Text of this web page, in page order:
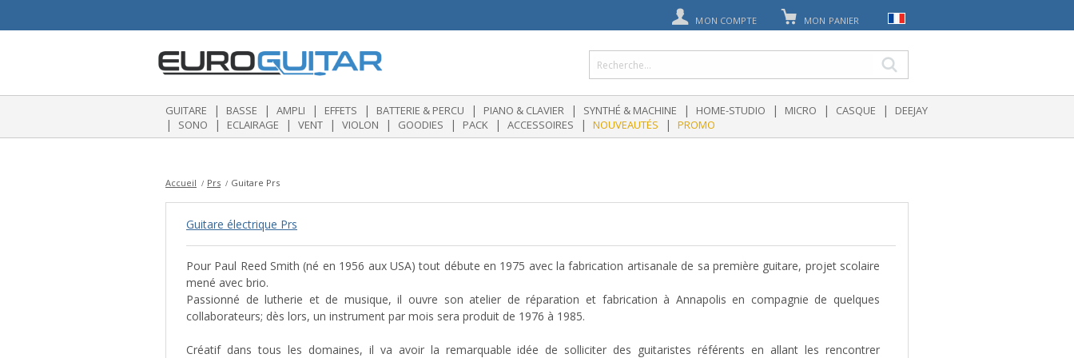
MON COMPTE MON PANIER
GUITARE | BASSE | AMPLI | EFFETS | BATTERIE & PERCU | PIANO & CLAVIER | SYNTHÉ & MACHINE | HOME-STUDIO | MICRO | CASQUE | DEEJAY
| SONO | ECLAIRAGE | VENT | VIOLON | GOODIES | PACK | ACCESSOIRES | NOUVEAUTÉS | PROMO
Accueil Prs Guitare Prs
Guitare électrique Prs
Pour Paul Reed Smith (né en 1956 aux USA) tout débute en 1975 avec la fabrication artisanale de sa première guitare, projet scolaire
mené avec brio.
Passionné de lutherie et de musique, il ouvre son atelier de réparation et fabrication à Annapolis en compagnie de quelques
collaborateurs; dès lors, un instrument par mois sera produit de 1976 à 1985.
Créatif dans tous les domaines, il va avoir la remarquable idée de solliciter des guitaristes référents en allant les rencontrer